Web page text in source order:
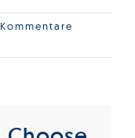
Kommentare